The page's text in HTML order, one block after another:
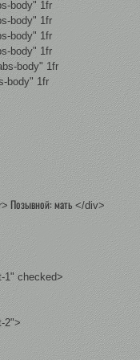
body" 1fr
body" 1fr
body" 1fr
body" 1fr
body" 1fr
body" 1fr
Позывной: мать</div>
1" checked>
2">